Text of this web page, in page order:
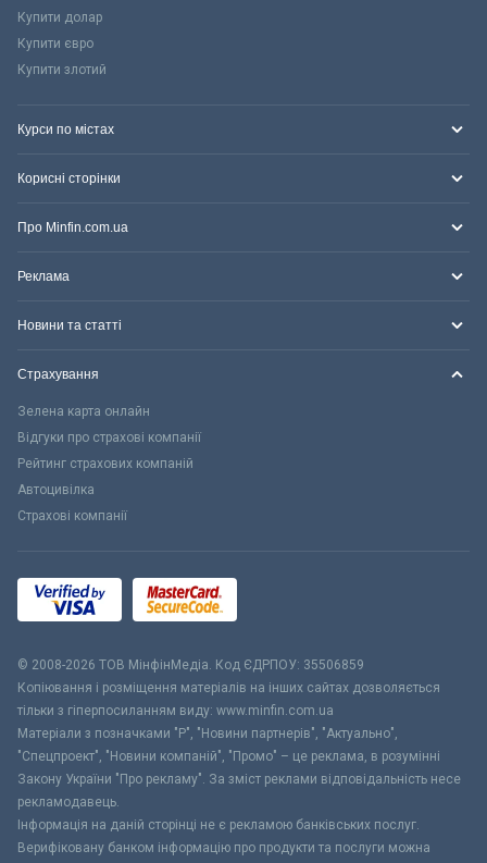
Купити долар
Купити євро
Купити злотий
Курси по містах
Корисні сторінки
Про Minfin.com.ua
Реклама
Новини та статті
Страхування
Зелена карта онлайн
Відгуки про страхові компанії
Рейтинг страхових компаній
Автоцивілка
Страхові компанії
© 2008-2026 ТОВ МiнфiнМедiа. Код ЄДРПОУ: 35506859
Копіювання і розміщення матеріалів на інших сайтах дозволяється
тільки з гіперпосиланням виду: www.minfin.com.ua
Матеріали з позначками "Р", "Новини партнерів", "Актуально",
"Спецпроект", "Новини компаній", "Промо" – це реклама, в розумінні
Закону України "Про рекламу". За зміст реклами відповідальність несе
рекламодавець.
Інформація на даній сторінці не є рекламою банківських послуг.
Верифіковану банком інформацію про продукти та послуги можна